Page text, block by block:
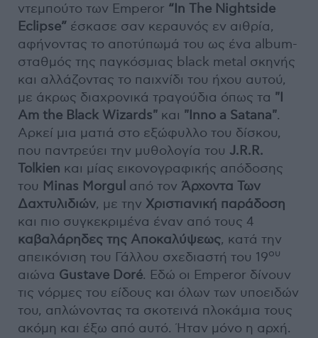
ντεμπούτο των Emperor “In The Nightside
Eclipse” έσκασε σαν κεραυνός εν αιθρία,
αφήνοντας το αποτύπωμά του ως ένα album-
σταθμός της παγκόσμιας black metal σκηνής
και αλλάζοντας το παιχνίδι του ήχου αυτού,
με άκρως διαχρονικά τραγούδια όπως τα "I
Am the Black Wizards" και "Inno a Satana".
Αρκεί μια ματιά στο εξώφυλλο του δίσκου,
που παντρεύει την μυθολογία του J.R.R.
Tolkien και μίας εικονογραφικής απόδοσης
του Minas Morgul από τον Άρχοντα Των
Δαχτυλιδιών, με την Χριστιανική παράδοση
και πιο συγκεκριμένα έναν από τους 4
καβαλάρηδες της Αποκαλύψεως, κατά την
απεικόνιση του Γάλλου σχεδιαστή του 19ου
αιώνα Gustave Doré. Εδώ οι Emperor δίνουν
τις νόρμες του είδους και όλων των υποειδών
του, απλώνοντας τα σκοτεινά πλοκάμια τους
ακόμη και έξω από αυτό. Ήταν μόνο η αρχή.